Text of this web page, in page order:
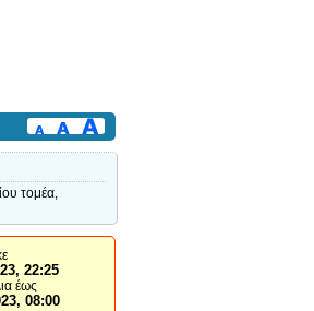
τομέα,
22:25
έως
08:00